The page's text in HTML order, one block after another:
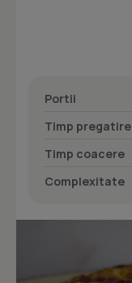
Portii
Timp pregatire
Timp coacere
Complexitate